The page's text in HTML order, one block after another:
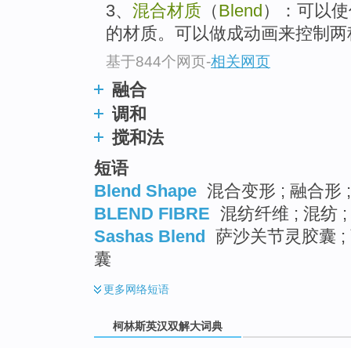
3、 混合材质 （Blend ）：可以
的材质。可以做成动画来控制
基于844个网页-相关网页
融合
调和
搅和法
短语
Blend Shape 混合变形 ; 融合形
BLEND FIBRE 混纺纤维 ; 混纺
Sashas Blend 萨沙关节灵胶囊
囊
更多网络短语
柯林斯英汉双解大词典